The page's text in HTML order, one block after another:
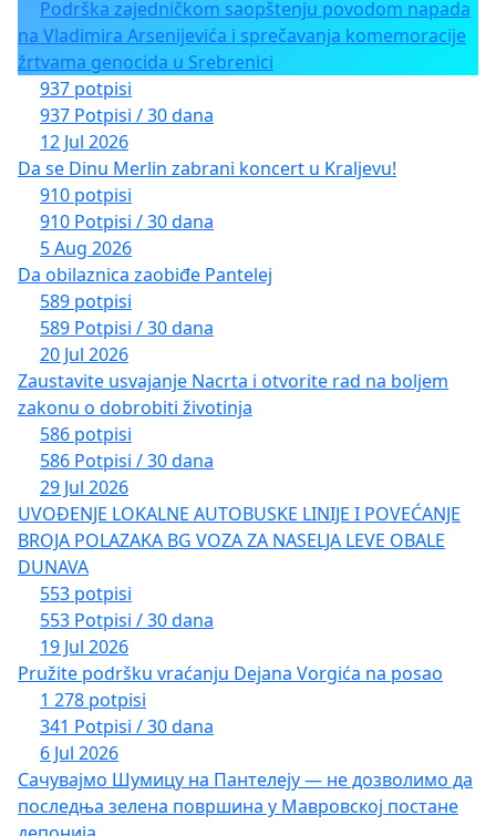
Podrška zajedničkom saopštenju povodom napada
na Vladimira Arsenijevića i sprečavanja komemoracije
žrtvama genocida u Srebrenici
937 potpisi
937 Potpisi / 30 dana
12 Jul 2026
Da se Dinu Merlin zabrani koncert u Kraljevu!
910 potpisi
910 Potpisi / 30 dana
5 Aug 2026
Da obilaznica zaobiđe Pantelej
589 potpisi
589 Potpisi / 30 dana
20 Jul 2026
Zaustavite usvajanje Nacrta i otvorite rad na boljem
zakonu o dobrobiti životinja
586 potpisi
586 Potpisi / 30 dana
29 Jul 2026
UVOĐENJE LOKALNE AUTOBUSKE LINIJE I POVEĆANJE
BROJA POLAZAKA BG VOZA ZA NASELJA LEVE OBALE
DUNAVA
553 potpisi
553 Potpisi / 30 dana
19 Jul 2026
Pružite podršku vraćanju Dejana Vorgića na posao
1 278 potpisi
341 Potpisi / 30 dana
6 Jul 2026
Сачувајмо Шумицу на Пантелеју — не дозволимо да
последња зелена површина у Мавровској постане